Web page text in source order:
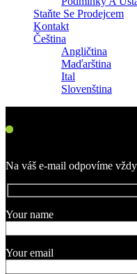
Staňte Se Prodejcem
Kontakt
Čeština
Angličtina
Maďarština
Ital
Slovenština
Na váš e-mail odpovíme
Your name
Your email